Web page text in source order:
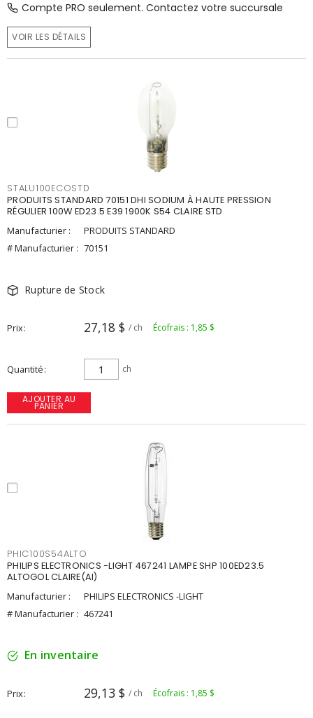
Compte PRO seulement. Contactez votre succursale
VOIR LES DÉTAILS
STALU100ECOSTD
PRODUITS STANDARD 70151 DHI SODIUM À HAUTE PRESSION
RÉGULIER 100W ED23.5 E39 1900K S54 CLAIRE STD
Manufacturier :
PRODUITS STANDARD
# Manufacturier : 70151
Rupture de Stock
Prix 27,18 $ / ch Écofrais : 1,85 $
Quantité ch
AJOUTER AU
PANIER
PHIC100S54ALTO
PHILIPS ELECTRONICS -LIGHT 467241 LAMPE SHP 100ED23.5
ALTOGOL CLAIRE(AI)
Manufacturier :
PHILIPS ELECTRONICS -LIGHT
# Manufacturier : 467241
En inventaire
Prix 29,13 $ / ch Écofrais : 1,85 $